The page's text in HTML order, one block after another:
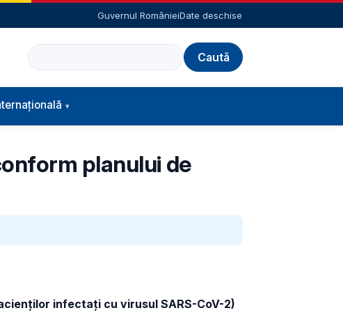
Guvernul RomânieiDate deschise
Caută
planului de
infectați cu virusul SARS-CoV-2)